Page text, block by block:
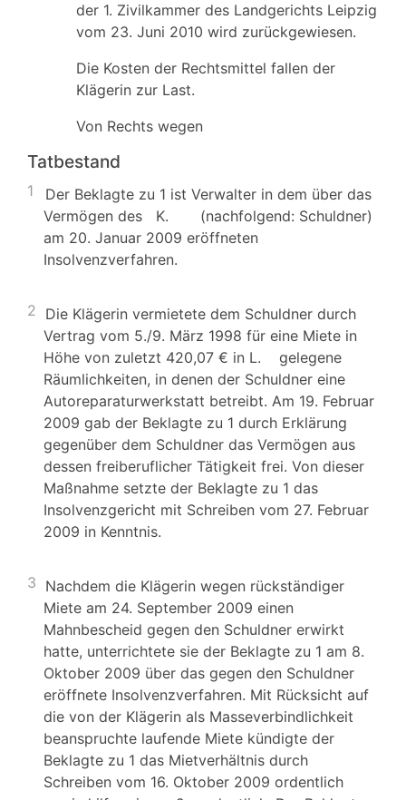
der 1. Zivilkammer des Landgerichts Leipzig
vom 23. Juni 2010 wird zurückgewiesen.
Die Kosten der Rechtsmittel fallen der
Klägerin zur Last.
Von Rechts wegen
Tatbestand
1
Der Beklagte zu 1 ist Verwalter in dem über das
Vermögen des K. (nachfolgend: Schuldner)
am 20. Januar 2009 eröffneten
Insolvenzverfahren.
2 Die Klägerin vermietete dem Schuldner durch
Vertrag vom 5./9. März 1998 für eine Miete in
Höhe von zuletzt 420,07 € in L. gelegene
Räumlichkeiten, in denen der Schuldner eine
Autoreparaturwerkstatt betreibt. Am 19. Februar
2009 gab der Beklagte zu 1 durch Erklärung
gegenüber dem Schuldner das Vermögen aus
dessen freiberuflicher Tätigkeit frei. Von dieser
Maßnahme setzte der Beklagte zu 1 das
Insolvenzgericht mit Schreiben vom 27. Februar
2009 in Kenntnis.
3 Nachdem die Klägerin wegen rückständiger
Miete am 24. September 2009 einen
Mahnbescheid gegen den Schuldner erwirkt
hatte, unterrichtete sie der Beklagte zu 1 am 8.
Oktober 2009 über das gegen den Schuldner
eröffnete Insolvenzverfahren. Mit Rücksicht auf
die von der Klägerin als Masseverbindlichkeit
beanspruchte laufende Miete kündigte der
Beklagte zu 1 das Mietverhältnis durch
Schreiben vom 16. Oktober 2009 ordentlich